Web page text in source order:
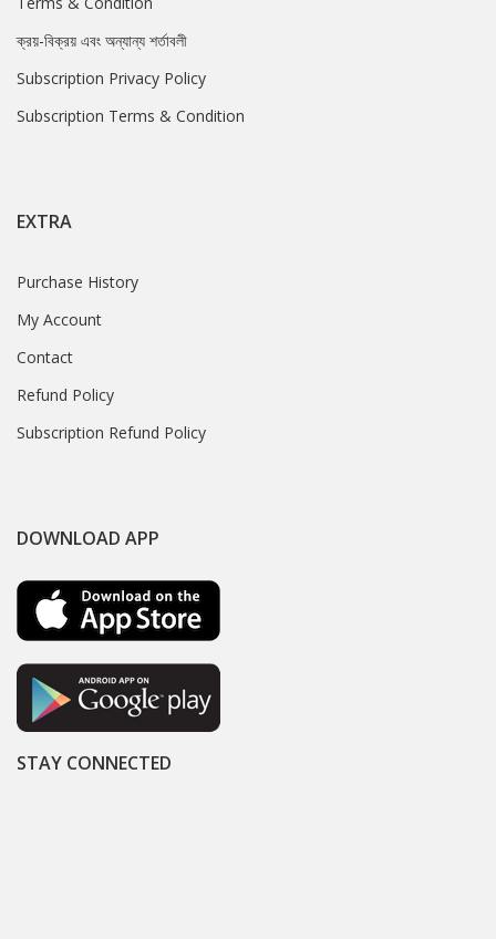
ক্রয়-বিক্রয় এবং অন্যান্য শর্তাবলী
Subscription Privacy Policy
Subscription Terms & Condition
EXTRA
Purchase History
My Account
Contact
Refund Policy
Subscription Refund Policy
DOWNLOAD APP
STAY CONNECTED